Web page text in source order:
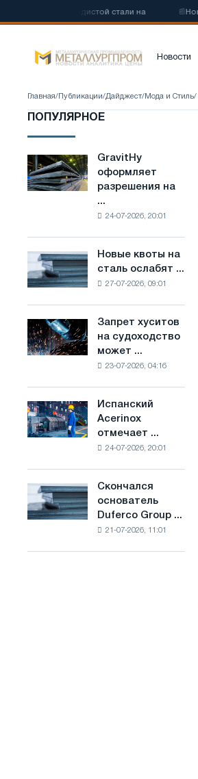
стали на Новые
Новости
Главная/ Публикации/Дайджест/ Мода и Стиль/
ПОПУЛЯРНОЕ
GravitHy
оформляет
разрешения
строительство
производству
низкоуглеродистой
на
основе
водорода
во
GravitHy
оформляет
разрешения на
...
24-07-2026, 20:01
Новые
квоты
на
конкуренцию
в
Новые квоты на
сталь ослабят ...
27-07-2026, 09:01
Запрет
хуситов
на
импорт
Саудовской
Запрет хуситов
на судоходство
может ...
23-07-2026, 04:16
Испанский
Acerinox
отмечает
положительную
втором
полугодии
мерам
Испанский
Acerinox
отмечает ...
24-07-2026, 20:01
Скончался
основатель
Duferco
Скончался
основатель
Duferco Group ...
21-07-2026, 11:01